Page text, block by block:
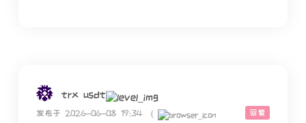
trx usdt
回复
发布于 2026-06-08 19:34
(